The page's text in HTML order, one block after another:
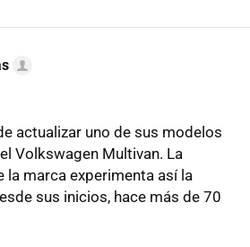
actualizar uno de sus modelos
Volkswagen Multivan. La
marca experimenta así la
sus inicios, hace más de 70